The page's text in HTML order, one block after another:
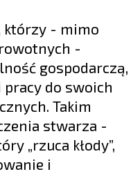
którzy - mimo
-
gospodarczą,
do swoich
Takim
stwarza -
„rzuca kłody”,
i